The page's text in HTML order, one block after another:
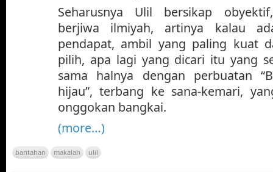
Seharusnya Ulil bersikap
berjiwa ilmiyah, artinya kalau
pendapat, ambil yang paling kuat
pilih, apa lagi yang dicari itu yang
sama halnya dengan perbuatan
hijau”, terbang ke sana-kemari,
onggokan bangkai.
(more…)
bantahan makalah ulil